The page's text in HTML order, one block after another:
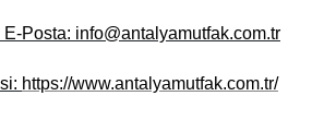
Posta: info@antalyamutfak.com.tr
https://www.antalyamutfak.com.tr/